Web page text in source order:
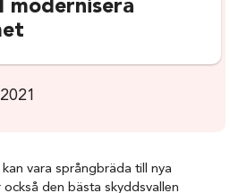
modernisera
vara språngbräda till nya
den bästa skyddsvallen